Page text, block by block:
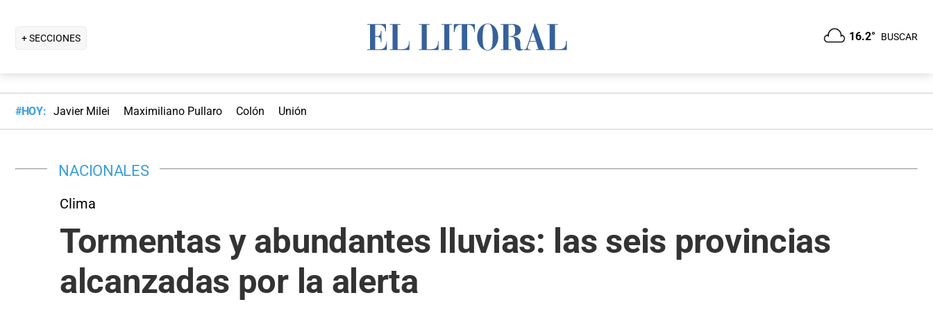
+ SECCIONES 16.2° BUSCAR
#HOY: Javier Milei Maximiliano Pullaro Colón Unión
NACIONALES
Clima
Tormentas y abundantes lluvias: las seis provincias
alcanzadas por la alerta